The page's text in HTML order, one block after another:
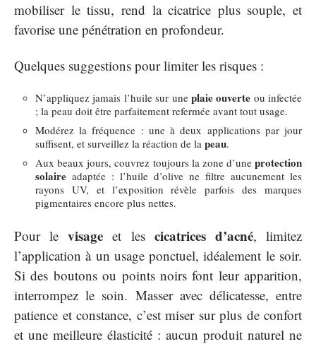
mobiliser le tissu, rend la cicatrice plus souple, et
favorise une pénétration en profondeur.
Quelques suggestions pour limiter les risques :
N’appliquez jamais l’huile sur une plaie ouverte ou infectée
; la peau doit être parfaitement refermée avant tout usage.
Modérez la fréquence : une à deux applications par jour
suffisent, et surveillez la réaction de la peau.
Aux beaux jours, couvrez toujours la zone d’une protection
solaire adaptée : l’huile d’olive ne filtre aucunement les
rayons UV, et l’exposition révèle parfois des marques
pigmentaires encore plus nettes.
Pour levisage et les cicatrices d’acné, limitez
l’application à un usage ponctuel, idéalement le soir.
Si des boutons ou points noirs font leur apparition,
interrompez le soin. Masser avec délicatesse, entre
patience et constance, c’est miser sur plus de confort
et une meilleure élasticité : aucun produit naturel ne